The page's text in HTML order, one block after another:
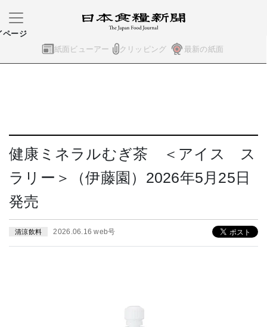
紙面ビューアー クリッピング 最新の紙面
ページ
健康ミネラルむぎ茶 ＜アイス ス
ラリー＞（伊藤園）2026年5月25日
発売
清涼飲料 2026.06.16 web号